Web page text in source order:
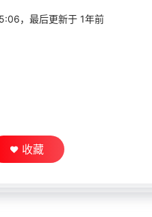
，最后更新于 1年前
收藏